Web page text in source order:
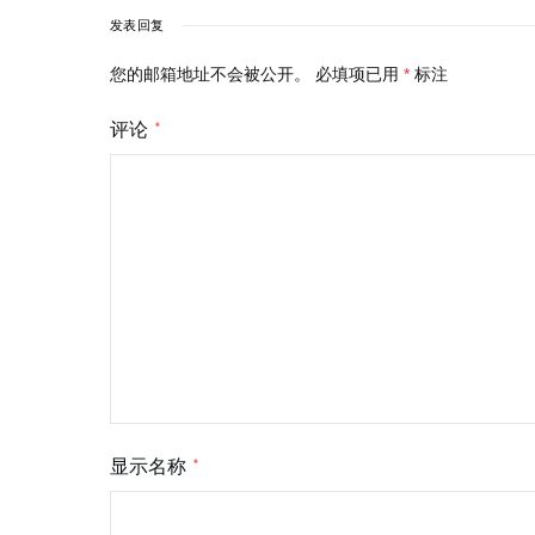
发表回复
您的邮箱地址不会被公开。 必填项已用 * 标注
评论 *
显示名称 *